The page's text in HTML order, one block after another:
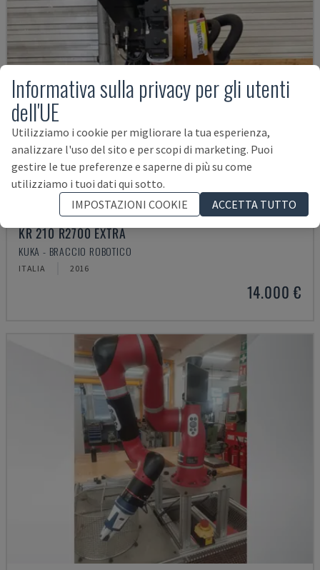
KR 210 R2700 EXTRA
KUKA - BRACCIO ROBOTICO
ITALIA 2016
14.000 €
Informativa sulla privacy per gli utenti
dell'UE
Utilizziamo i cookie per migliorare la tua esperienza,
analizzare l'uso del sito e per scopi di marketing. Puoi
gestire le tue preferenze e saperne di più su come
utilizziamo i tuoi dati qui sotto.
IMPOSTAZIONI COOKIE
ACCETTA TUTTO